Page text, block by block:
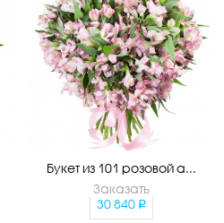
Букет из 101 розовой а...
Заказать
30 840